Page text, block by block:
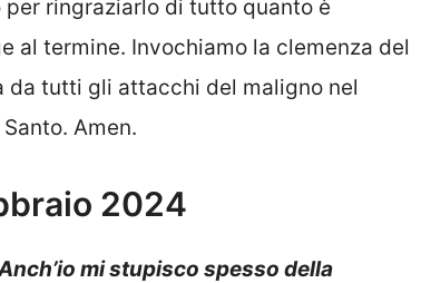
ringraziarlo di tutto quanto è
al termine. Invochiamo la clemenza del
da tutti gli attacchi del maligno nel
Amen.
2024
mi stupisco spesso della